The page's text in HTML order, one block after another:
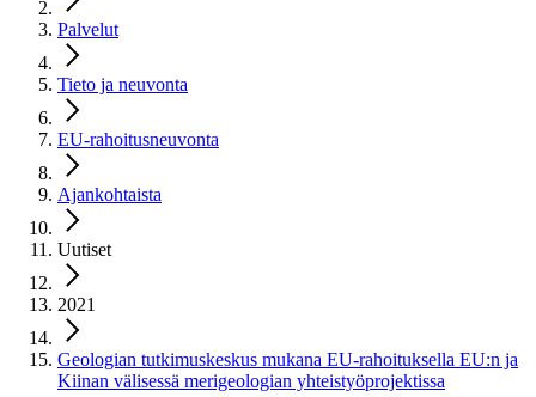
Palvelut
Tieto ja neuvonta
EU-rahoitusneuvonta
Ajankohtaista
Uutiset
2021
Geologian tutkimuskeskus mukana EU-rahoituksella EU:n ja
Kiinan välisessä merigeologian yhteistyöprojektissa